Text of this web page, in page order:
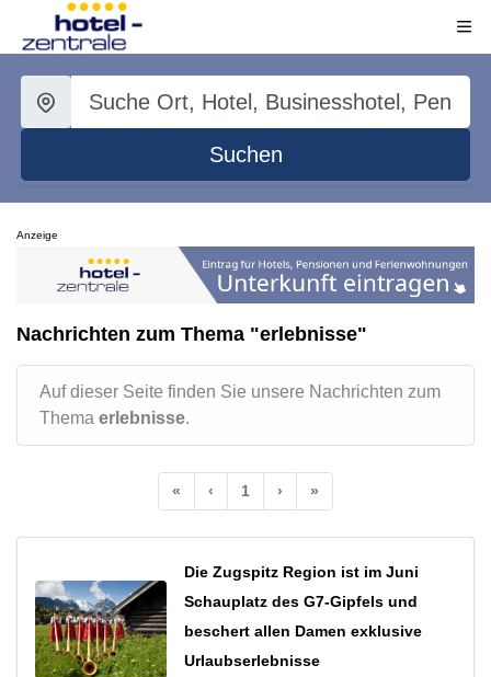
Suchen
Anzeige
Nachrichten zum Thema "erlebnisse"
Auf dieser Seite finden Sie unsere Nachrichten zum
Thema erlebnisse.
« ‹ 1 › »
Die Zugspitz Region ist im Juni
Schauplatz des G7-Gipfels und
beschert allen Damen exklusive
Urlaubserlebnisse